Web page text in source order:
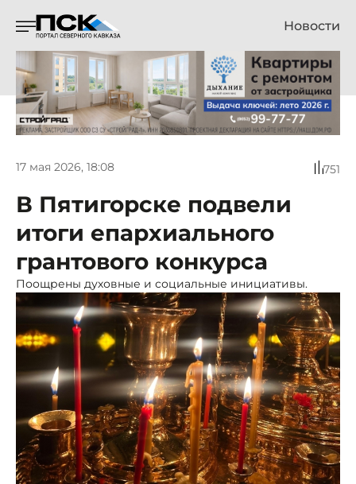
Новости
17 мая 2026, 18:08 751
В Пятигорске подвели
итоги епархиального
грантового конкурса
Поощрены духовные и социальные инициативы.